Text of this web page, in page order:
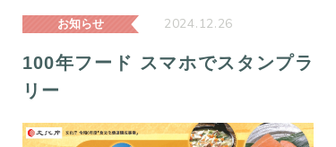
お知らせ 2024.12.26
100年フード スマホでスタンプラ
リー